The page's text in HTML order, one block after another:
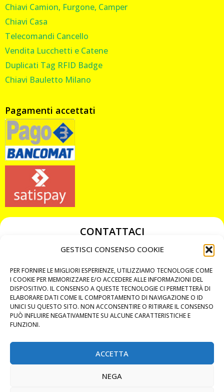
GESTISCI CONSENSO COOKIE
PER FORNIRE LE MIGLIORI ESPERIENZE, UTILIZZIAMO TECNOLOGIE COME
I COOKIE PER MEMORIZZARE E/O ACCEDERE ALLE INFORMAZIONI DEL
DISPOSITIVO. IL CONSENSO A QUESTE TECNOLOGIE CI PERMETTERÀ DI
ELABORARE DATI COME IL COMPORTAMENTO DI NAVIGAZIONE O ID
UNICI SU QUESTO SITO. NON ACCONSENTIRE O RITIRARE IL CONSENSO
PUÒ INFLUIRE NEGATIVAMENTE SU ALCUNE CARATTERISTICHE E
FUNZIONI.
ACCETTA
NEGA
Chiavi Camion, Furgone, Camper
Chiavi Casa
Telecomandi Cancello
Vendita Lucchetti e Catene
Duplicati Tag RFID Badge
Chiavi Bauletto Milano
Pagamenti accettati
CONTATTACI
349 3863811
chiavicodificate@gmail.com
Privacy Policy
Cookie Policy
MAPS
CHIAMA ORA